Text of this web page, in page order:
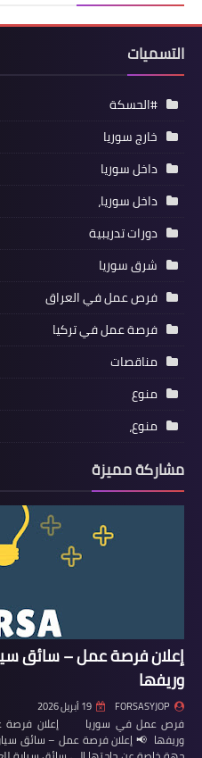
التسميات
#الحسكة
خارج سوريا
داخل سوريا
داخل سوريا،
دورات تدريبية
شرق سوريا
فرص عمل في العراق
فرصة عمل في تركيا
مناقصات
منوع
منوع،
مشاركة مميزة
إعلان فرصة عمل – سائق
وريفها
FORSASYJOP 19 أبريل 2026
فرص عمل في سوريا إعلان فرصة
وريفها 📢 إعلان فرصة عمل – سائق